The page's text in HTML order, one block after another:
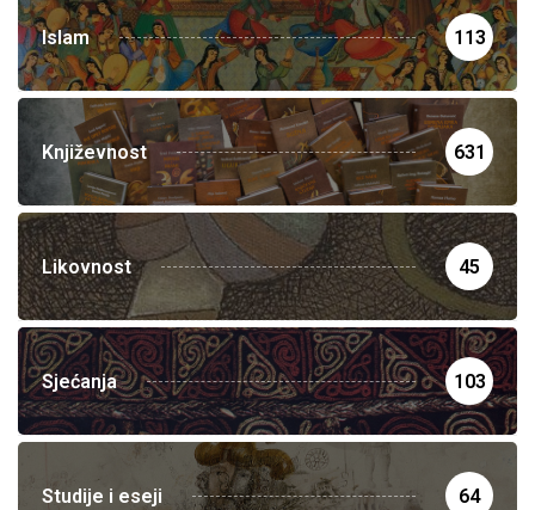
Islam 113
Književnost 631
Likovnost 45
Sjećanja 103
Studije i eseji 64